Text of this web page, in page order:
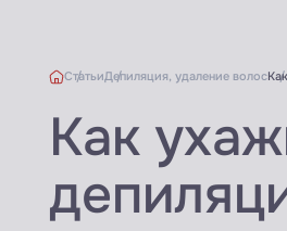
СтатьиДепиляция, удаление волос
Как